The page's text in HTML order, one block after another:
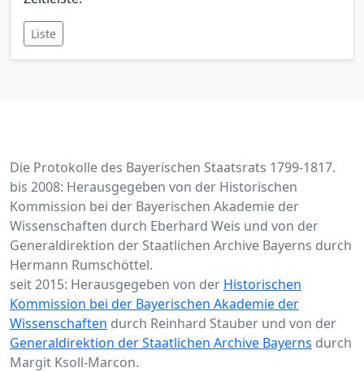
Liste
Die Protokolle des Bayerischen Staatsrats 1799-1817.
bis 2008: Herausgegeben von der Historischen
Kommission bei der Bayerischen Akademie der
Wissenschaften durch Eberhard Weis und von der
Generaldirektion der Staatlichen Archive Bayerns durch
Hermann Rumschöttel.
seit 2015: Herausgegeben von der Historischen
Kommission bei der Bayerischen Akademie der
Wissenschaften durch Reinhard Stauber und von der
Generaldirektion der Staatlichen Archive Bayerns durch
Margit Ksoll-Marcon.